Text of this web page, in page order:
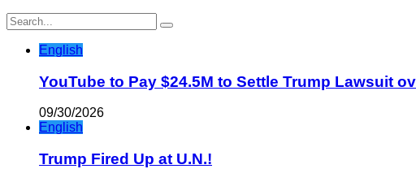
English
YouTube to Pay $24.5M to Settle Trump Lawsuit
09/30/2026
English
Trump Fired Up at U.N.!